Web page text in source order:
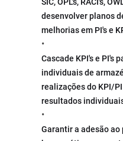
desenvolver planos
melhorias em PI's e
Cascade KPI's e PI's
individuais de
realizações do KPI/
resultados
Garantir a adesão ao